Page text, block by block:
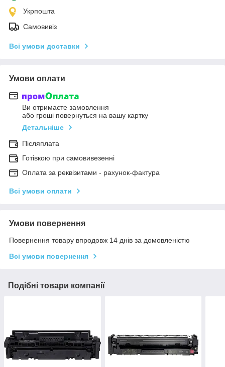
Укрпошта
Самовивіз
Всі умови доставки
Умови оплати
Ви отримаєте замовлення
або гроші повернуться на вашу картку
Детальніше
Післяплата
Готівкою при самовивезенні
Оплата за реквізитами - рахунок-фактура
Всі умови оплати
Умови повернення
Повернення товару впродовж 14 днів за домовленістю
Всі умови повернення
Подібні товари компанії